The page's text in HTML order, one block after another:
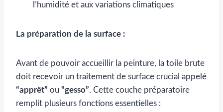
l’humidité et aux variations climatiques
La préparation de la surface :
Avant de pouvoir accueillir la peinture, la toile brute
doit recevoir un traitement de surface crucial appelé
“apprêt” ou “gesso”. Cette couche préparatoire
remplit plusieurs fonctions essentielles :